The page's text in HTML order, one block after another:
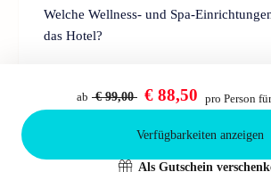
Bestätigen
Welche Wellness- und Spa-
das Hotel?
Sauna und Dampfbad.
ab € 99,00 € 88,50 pro Person
Verfügbarkeiten anzeigen
Als Gutschein